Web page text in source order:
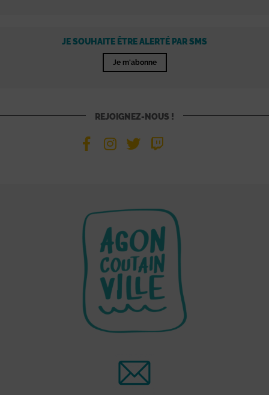
JE SOUHAITE ÊTRE ALERTÉ PAR SMS
Je m'abonne
REJOIGNEZ-NOUS !